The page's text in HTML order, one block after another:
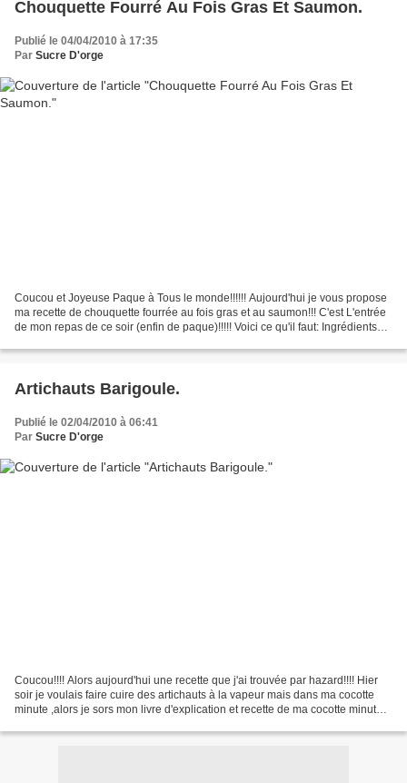
Chouquette Fourré Au Fois Gras Et Saumon.
Publié le 04/04/2010 à 17:35
Par Sucre D'orge
Coucou et Joyeuse Paque à Tous le monde!!!!!! Aujourd'hui je vous propose
ma recette de chouquette fourrée au fois gras et au saumon!!! C'est L'entrée
de mon repas de ce soir (enfin de paque)!!!!! Voici ce qu'il faut: Ingrédients
Artichauts Barigoule.
Publié le 02/04/2010 à 06:41
Par Sucre D'orge
Coucou!!!! Alors aujourd'hui une recette que j'ai trouvée par hazard!!!! Hier
soir je voulais faire cuire des artichauts à la vapeur mais dans ma cocotte
minute ,alors je sors mon livre d'explication et recette de ma cocotte minute